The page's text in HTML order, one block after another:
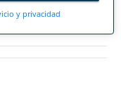
y privacidad